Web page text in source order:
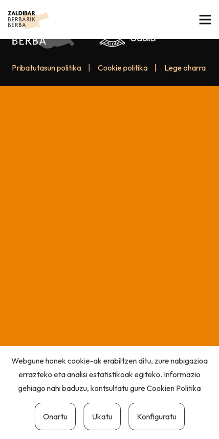
Pribatutasun politika Cookie politika Lege oharra
Webgune honek cookie-ak erabiltzen ditu, zure nabigazioa
errazteko eta analisi estatistikoak egiteko. Informazio
gehiago nahi baduzu, kontsultatu gureCookien Politika
Onartu Ukatu Konfiguratu